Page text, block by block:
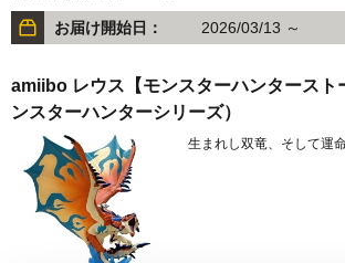
お届け開始日： 2026/03/13 ～
amiibo レウス【モンスターハンタースト
ンスターハンターシリーズ）
生まれし双竜、そして運